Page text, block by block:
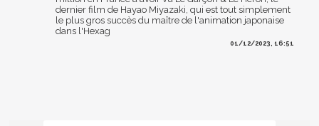
dernier film de Hayao Miyazaki, qui est tout simplement
le plus gros succès du maître de l'animation japonaise
dans l'Hexag
01/12/2023, 16:51